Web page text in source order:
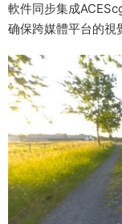
軟件同步集成
确保跨媒體平台的視